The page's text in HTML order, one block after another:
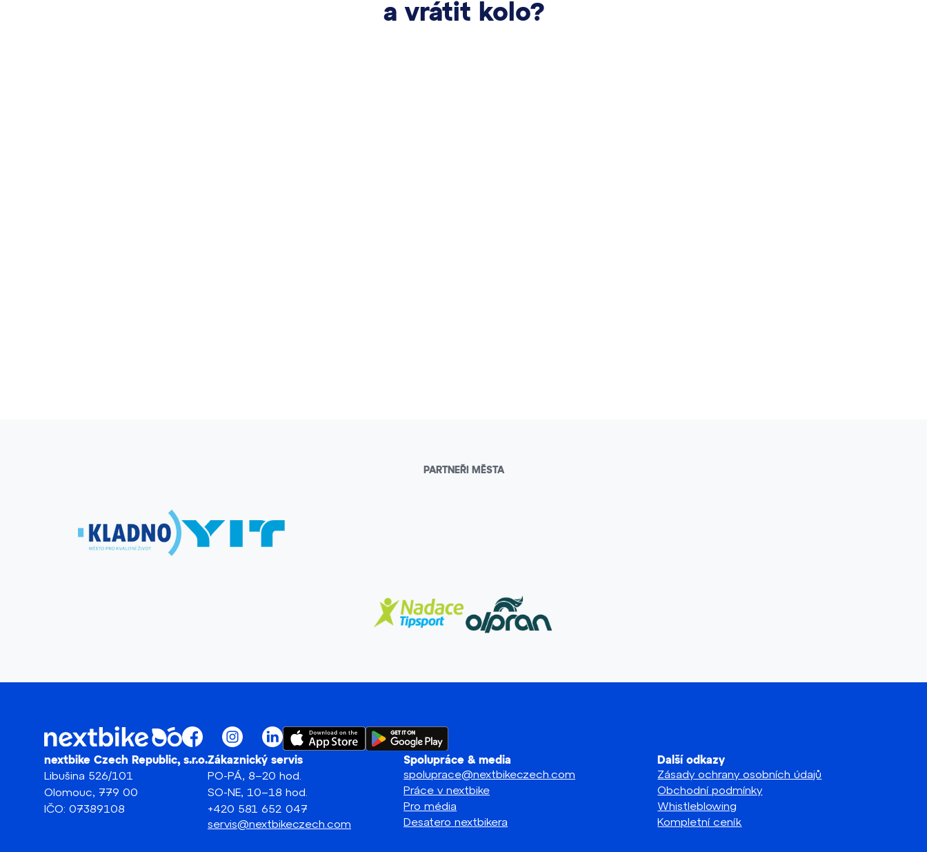
a vrátit kolo?
PARTNEŘI MĚSTA
nextbike Czech Republic, s.r.o.
Libušina 526/101
Olomouc, 779 00
IČO: 07389108
Zákaznický servis
PO-PÁ, 8–20 hod.
SO-NE, 10–18 hod.
+420 581 652 047
servis@nextbikeczech.com
Spolupráce & media
spoluprace@nextbikeczech.com
Práce v nextbike
Pro média
Desatero nextbikera
Další odkazy
Zásady ochrany osobních údajů
Obchodní podmínky
Whistleblowing
Kompletní ceník